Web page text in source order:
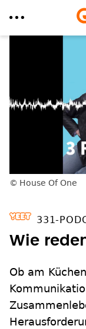
House Of One
331-
Wie
Ob am